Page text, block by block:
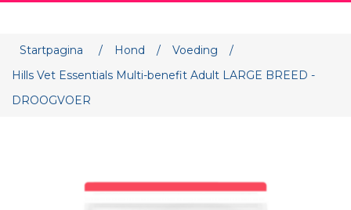
Startpagina / Hond / Voeding
/
Hills Vet Essentials Multi-benefit Adult LARGE BREED -
DROOGVOER